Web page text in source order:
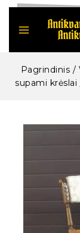
Pagrindinis /
supami krėslai